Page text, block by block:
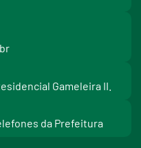
Gameleira II.
da Prefeitura